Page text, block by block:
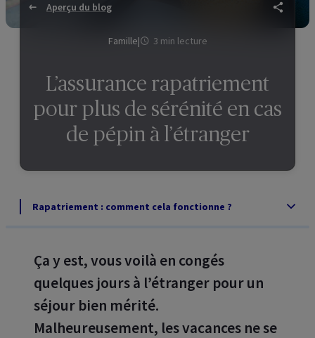
Aperçu du blog
Famille| 3 min lecture
L’assurance rapatriement
pour plus de sérénité en cas
de pépin à l’étranger
Rapatriement : comment cela fonctionne ?
Ça y est, vous voilà en congés
quelques jours à l’étranger pour un
séjour bien mérité.
Malheureusement, les vacances ne se